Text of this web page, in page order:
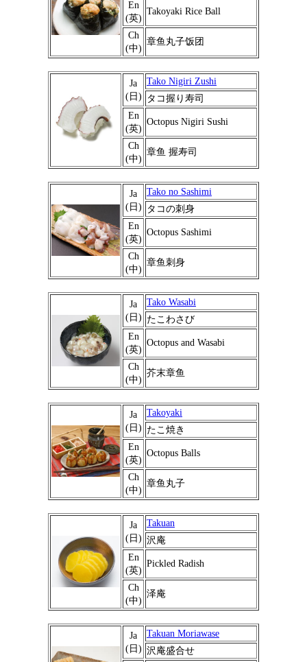
En
(英)
Takoyaki Rice Ball
Ch
(中)
章鱼丸子饭团
Ja
(日)
Tako Nigiri Zushi
タコ握り寿司
En
(英)
Octopus Nigiri Sushi
Ch
(中)
章鱼 握寿司
Ja
(日)
Tako no Sashimi
タコの刺身
En
(英)
Octopus Sashimi
Ch
(中)
章鱼刺身
Ja
(日)
Tako Wasabi
たこわさび
En
(英)
Octopus and Wasabi
Ch
(中)
芥末章鱼
Ja
(日)
Takoyaki
たこ焼き
En
(英)
Octopus Balls
Ch
(中)
章鱼丸子
Ja
(日)
Takuan
沢庵
En
(英)
Pickled Radish
Ch
(中)
泽庵
Ja
(日)
Takuan Moriawase
沢庵盛合せ